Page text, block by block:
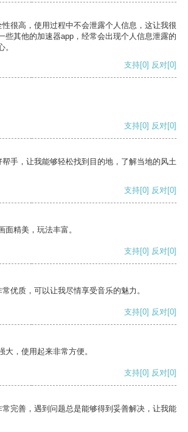
很高，使用过程中不会泄露个人信息，这让我很
些其他的加速器app，经常会出现个人信息泄露的
支持[0] 反对[0]
支持[0] 反对[0]
手，让我能够轻松找到目的地，了解当地的风土
支持[0] 反对[0]
面精美，玩法丰富。
支持[0] 反对[0]
优质，可以让我尽情享受音乐的魅力。
支持[0] 反对[0]
大，使用起来非常方便。
支持[0] 反对[0]
完善，遇到问题总是能够得到妥善解决，让我能